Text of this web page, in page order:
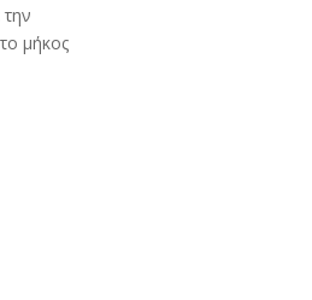
μήκος